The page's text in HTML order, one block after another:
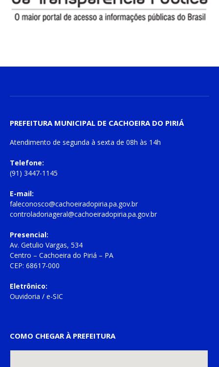
PREFEITURA MUNICIPAL DE CACHOEIRA DO PIRIÁ
Atendimento de segunda à sexta de 08h às 14h
Telefone:
(91) 3447-1145
E-mail:
faleconosco@cachoeiradopiria.pa.gov.br
controladoriageral@cachoeiradopiria.pa.gov.br
Presencial:
Av. Getulio Vargas, 534
Centro – Cachoeira do Piriá – PA
CEP: 68617-000
Eletrônico:
Ouvidoria / e-SIC
COMO CHEGAR À PREFEITURA